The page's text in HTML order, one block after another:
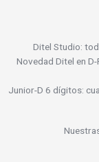
Ditel Studio:
Novedad Ditel en
Junior-D 6 dígitos: